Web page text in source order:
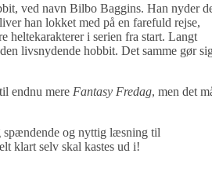
ved navn Bilbo Baggins. Han nyder
han lokket med på en farefuld rejse,
heltekarakterer i serien fra start. Langt
livsnydende hobbit. Det samme gør
endnu mere Fantasy Fredag, men det
spændende og nyttig læsning til
klart selv skal kastes ud i!